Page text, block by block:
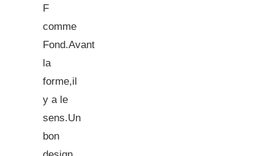
F
comme
Fond.Avant
la
forme,il
y a le
sens.Un
bon